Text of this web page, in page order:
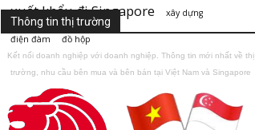
xuất khẩu đi Singapore xây dựng
điện đàm đồ hộp
Thông tin thị trường
Kết nối doanh nghiệp với doanh nghiệp. Thông tin mới nhất về thị
trường, nhu cầu bên mua và bên bán tại Việt Nam và Singapore